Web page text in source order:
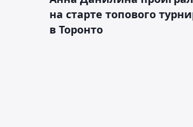
на старте топового
в Торонто